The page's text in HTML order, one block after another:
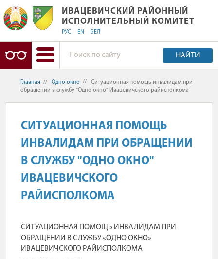
ИВАЦЕВИЧСКИЙ РАЙОННЫЙ
ИВАЦЕВИЧСКИЙ РАЙОННЫЙ
ИСПОЛНИТЕЛЬНЫЙ КОМИТЕТ
РУС EN БЕЛ
НАЙТИ
Главная // Одно окно //
Ситуационная помощь инвалидам при
обращении в службу "Одно окно" Ивацевичского райисполкома
СИТУАЦИОННАЯ ПОМОЩЬ
ИНВАЛИДАМ ПРИ ОБРАЩЕНИИ
В СЛУЖБУ "ОДНО ОКНО"
ИВАЦЕВИЧСКОГО
РАЙИСПОЛКОМА
СИТУАЦИОННАЯ ПОМОЩЬ ИНВАЛИДАМ ПРИ
ОБРАЩЕНИИ В СЛУЖБУ «ОДНО ОКНО»
ИВАЦЕВИЧСКОГО РАЙИСПОЛКОМА